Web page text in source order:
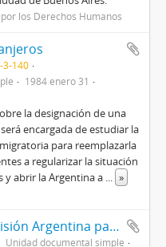
los Derechos Humanos
3-140
1984 enero 31
la designación de una
encargada de estudiar la
para reemplazarla
a regularizar la situación
y abrir la Argentina a ... »
Boletín de la Comisión Argentina para los Refugiados del Consejo Mundial de Iglesias
Unidad documental simple